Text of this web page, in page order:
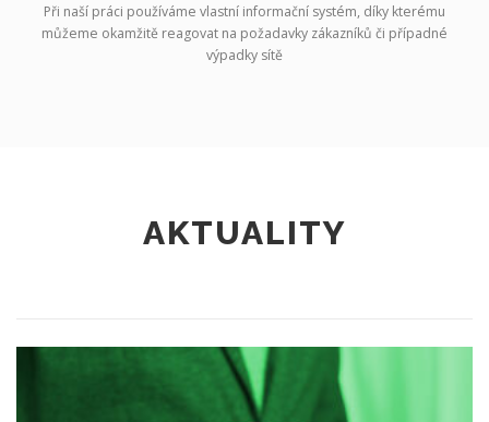
Při naší práci používáme vlastní informační systém, díky kterému
můžeme okamžitě reagovat na požadavky zákazníků či případné
výpadky sítě
AKTUALITY